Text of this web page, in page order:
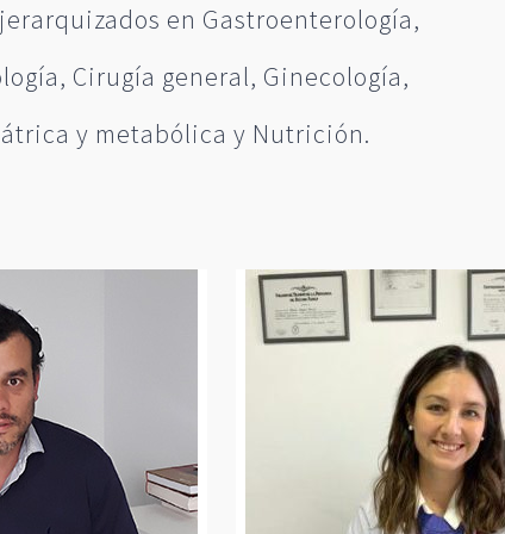
en Gastroenterología,
Cirugía general, Ginecología,
y metabólica y Nutrición.